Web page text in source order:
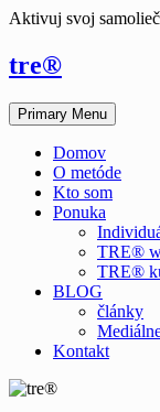
Aktivuj svoj
tre®
Primary Menu
Domov
O metóde
Kto som
Ponuka
TRE®
TRE®
BLOG
články
Kontakt